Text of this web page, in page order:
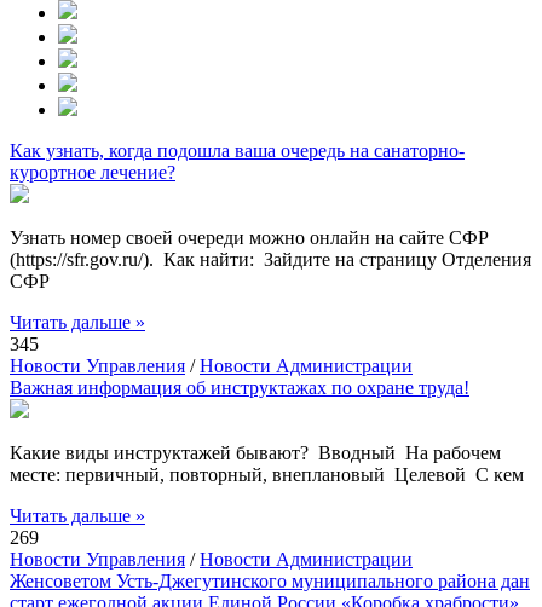
Как узнать, когда подошла ваша очередь на санаторно-
курортное лечение?
Узнать номер своей очереди можно онлайн на сайте СФР
(https://sfr.gov.ru/). Как найти: Зайдите на страницу Отделения
СФР
Читать дальше »
345
Новости Управления /Новости Администрации
Важная информация об инструктажах по охране труда!
Какие виды инструктажей бывают? Вводный На рабочем
месте: первичный, повторный, внеплановый Целевой С кем
Читать дальше »
269
Новости Управления /Новости Администрации
Женсоветом Усть-Джегутинского муниципального района дан
старт ежегодной акции Единой России «Коробка храбрости».